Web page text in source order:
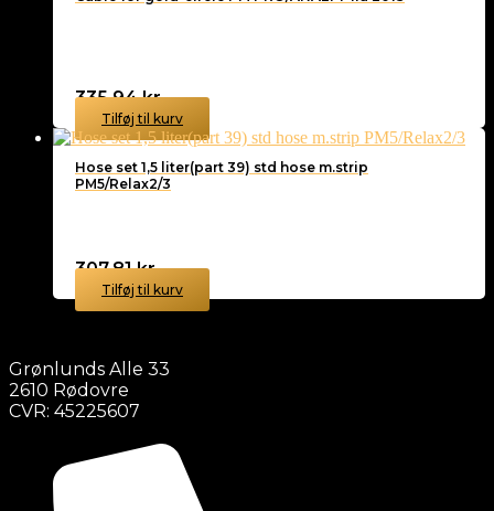
335,94kr.
Tilføj til kurv
Hose set 1,5 liter(part 39) std hose m.strip
PM5/Relax2/3
307,81kr.
Tilføj til kurv
Grønlunds Alle 33
2610 Rødovre
CVR: 45225607